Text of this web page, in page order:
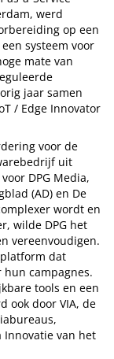
werd
op een
systeem voor
mate van
jaar samen
/ Edge Innovator
voor de
uit
DPG Media,
(AD) en De
wordt en
wilde DPG het
vereenvoudigen.
dat
campagnes.
tools en een
ook door VIA, de
Innovatie van het